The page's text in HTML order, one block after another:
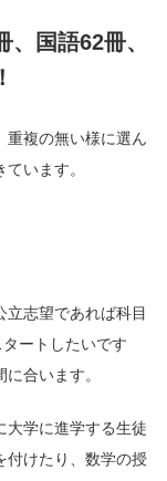
国語62冊、
重複の無い様に選ん
います。
立志望であれば科目
ートしたいです
合います。
大学に進学する生徒
付けたり、数学の授